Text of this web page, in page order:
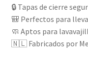
🔒 Tapas de cierre
🎒 Perfectos para
🧼 Aptos para
🇳🇱 Fabricados por